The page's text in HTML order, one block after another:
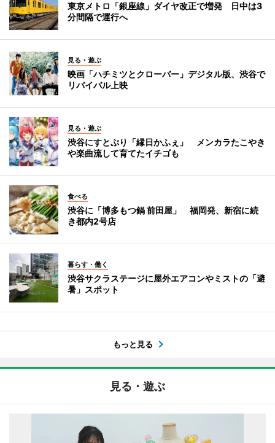
東京メトロ「銀座線」ダイヤ改正で増発 日中は3
分間隔で運行へ
見る・遊ぶ
映画「ハチミツとクローバー」デジタル版、渋谷で
リバイバル上映
見る・遊ぶ
渋谷にすとぷり「縁日かふぇ」 メンカラたこやき
や楽曲流して育てたイチゴも
食べる
渋谷に「博多もつ鍋 前田屋」 福岡発、新宿に続
き都内2号店
暮らす・働く
渋谷サクラステージに屋外エアコンやミストの「避
暑」スポット
もっと見る
見る・遊ぶ